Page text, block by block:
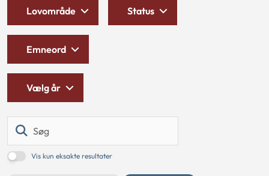
Vis kun eksakte resultater
Lovområde Status
Emneord
Vælg år